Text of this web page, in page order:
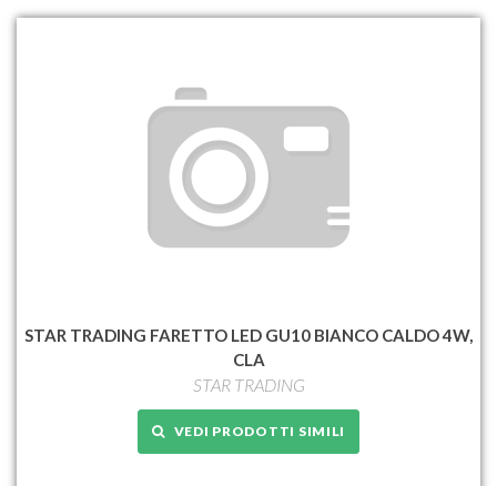
STAR TRADING FARETTO LED GU10 BIANCO CALDO 4W,
CLA
STAR TRADING
VEDI PRODOTTI SIMILI